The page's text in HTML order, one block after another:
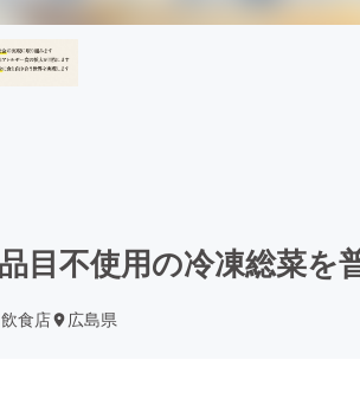
目不使用の冷凍総菜を
食店 広島県